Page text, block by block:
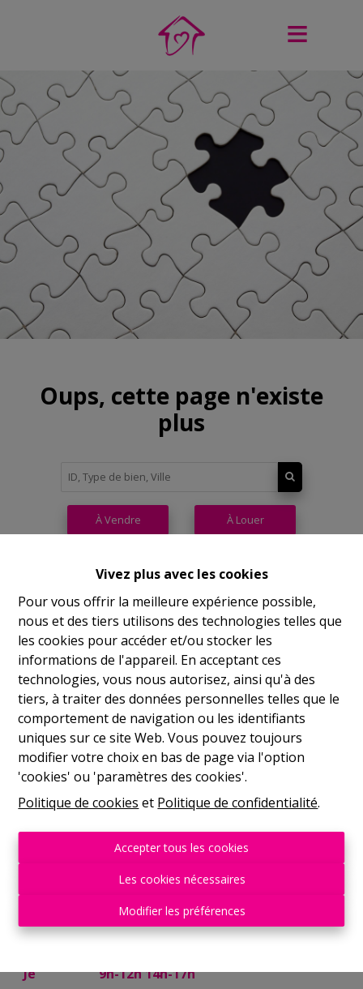
Vivez plus avec les cookies
Pour vous offrir la meilleure expérience possible,
nous et des tiers utilisons des technologies telles que
les cookies pour accéder et/ou stocker les
informations de l'appareil. En acceptant ces
technologies, vous nous autorisez, ainsi qu'à des
tiers, à traiter des données personnelles telles que le
comportement de navigation ou les identifiants
uniques sur ce site Web. Vous pouvez toujours
modifier votre choix en bas de page via l'option
'cookies' ou 'paramètres des cookies'.
Politique de cookies et Politique de confidentialité.
Accepter tous les cookies
Les cookies nécessaires
Modifier les préférences
Oups, cette page n'existe
plus
À Vendre À Louer
Philippeville
Rue de France, 37
Lu
14h-17h
Ma
9h-12h 14h-17h
Mer
9h-12h 14h-17h
Je
9h-12h 14h-17h
Ve
9h-12h
Sam
10h-13h
14h-17h
Ma
9h-12h 14h-17h
Je
9h-12h 14h-17h